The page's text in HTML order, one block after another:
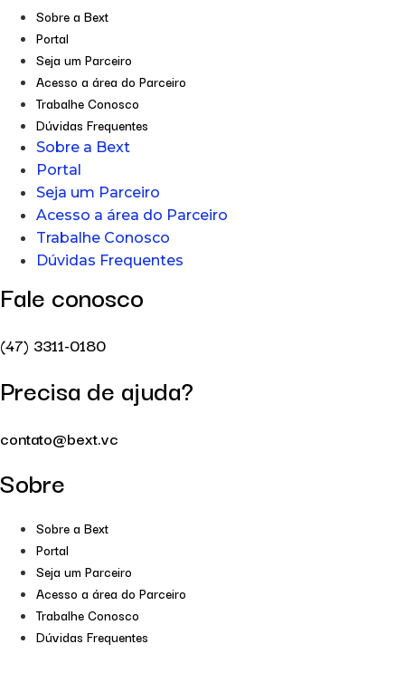
Sobre a Bext
Portal
Seja um Parceiro
Acesso a área do Parceiro
Trabalhe Conosco
Dúvidas Frequentes
Sobre a Bext
Portal
Seja um Parceiro
Acesso a área do Parceiro
Trabalhe Conosco
Dúvidas Frequentes
Fale conosco
(47) 3311-0180
Precisa de ajuda?
contato@bext.vc
Sobre
Sobre a Bext
Portal
Seja um Parceiro
Acesso a área do Parceiro
Trabalhe Conosco
Dúvidas Frequentes